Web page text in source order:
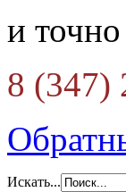
и
8 (347)
Искать...